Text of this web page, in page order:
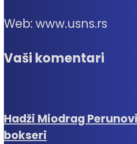
Web: www.usns.rs
Vaši komentari
Hadži Miodrag
bokseri